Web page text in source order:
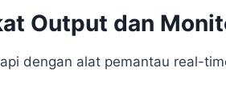
Output dan
dengan alat pemantau real-